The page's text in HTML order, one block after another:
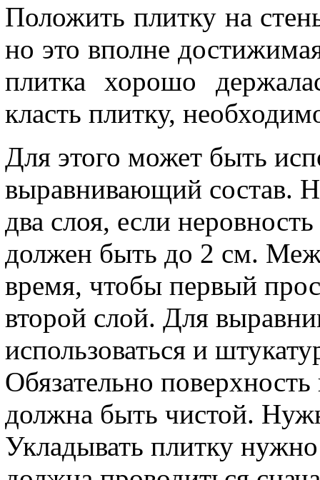
Положить плитку на
но это вполне
плитка хорошо
класть плитку,
Для этого может быть
выравнивающий состав.
два слоя, если
должен быть до 2 см.
время, чтобы первый
второй слой. Для
использоваться и
Обязательно
должна быть чистой.
Укладывать плитку